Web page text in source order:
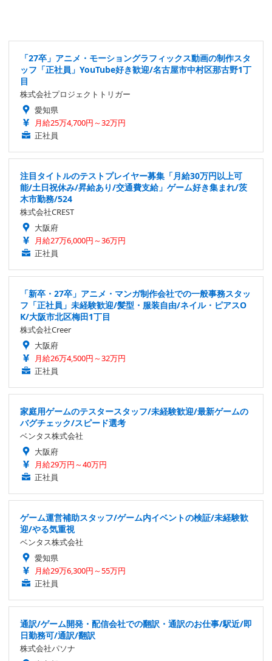
「27卒」アニメ・モーショングラフィックス動画の制作スタ
ッフ「正社員」YouTube好き歓迎/名古屋市中村区那古野1丁
目
株式会社プロジェクトトリガー
愛知県
月給25万4,700円～32万円
正社員
注目タイトルのテストプレイヤー募集「月給30万円以上可
能/土日祝休み/昇給あり/交通費支給」ゲーム好き集まれ/茨
木市勤務/524
株式会社CREST
大阪府
月給27万6,000円～36万円
正社員
「新卒・27卒」アニメ・マンガ制作会社での一般事務スタッ
フ「正社員」未経験歓迎/髪型・服装自由/ネイル・ピアスO
K/大阪市北区梅田1丁目
株式会社Creer
大阪府
月給26万4,500円～32万円
正社員
家庭用ゲームのテスタースタッフ/未経験歓迎/最新ゲームの
バグチェック/スピード選考
ベンタス株式会社
大阪府
月給29万円～40万円
正社員
ゲーム運営補助スタッフ/ゲーム内イベントの検証/未経験歓
迎/やる気重視
ベンタス株式会社
愛知県
月給29万6,300円～55万円
正社員
通訳/ゲーム開発・配信会社での翻訳・通訳のお仕事/駅近/即
日勤務可/通訳/翻訳
株式会社パソナ